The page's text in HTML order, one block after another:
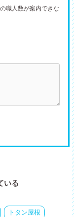
職人数が案内できな
いる
トタン屋根